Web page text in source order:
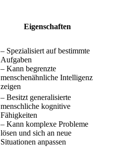
Eigenschaften
– Spezialisiert auf bestimmte
Aufgaben
– Kann begrenzte
menschenähnliche Intelligenz
zeigen
– Besitzt generalisierte
menschliche kognitive
Fähigkeiten
– Kann komplexe Probleme
lösen und sich an neue
Situationen anpassen